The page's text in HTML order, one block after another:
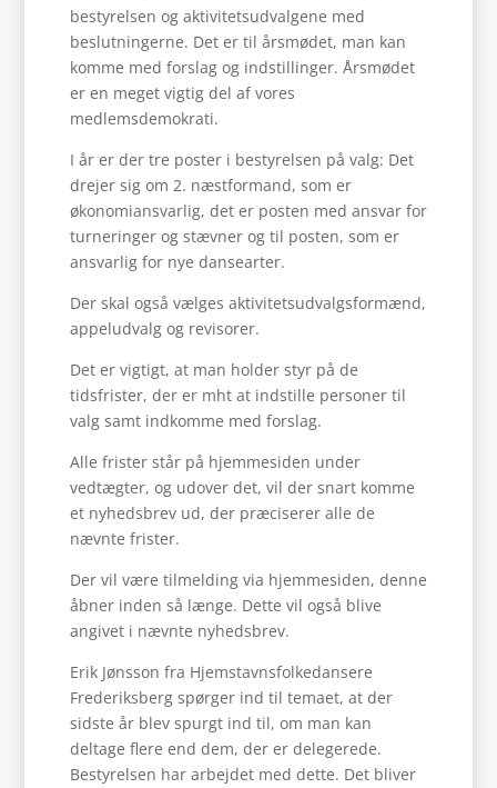
bestyrelsen og aktivitetsudvalgene med
beslutningerne. Det er til årsmødet, man kan
komme med forslag og indstillinger. Årsmødet
er en meget vigtig del af vores
medlemsdemokrati.
I år er der tre poster i bestyrelsen på valg: Det
drejer sig om 2. næstformand, som er
økonomiansvarlig, det er posten med ansvar for
turneringer og stævner og til posten, som er
ansvarlig for nye dansearter.
Der skal også vælges aktivitetsudvalgsformænd,
appeludvalg og revisorer.
Det er vigtigt, at man holder styr på de
tidsfrister, der er mht at indstille personer til
valg samt indkomme med forslag.
Alle frister står på hjemmesiden under
vedtægter, og udover det, vil der snart komme
et nyhedsbrev ud, der præciserer alle de
nævnte frister.
Der vil være tilmelding via hjemmesiden, denne
åbner inden så længe. Dette vil også blive
angivet i nævnte nyhedsbrev.
Erik Jønsson fra Hjemstavnsfolkedansere
Frederiksberg spørger ind til temaet, at der
sidste år blev spurgt ind til, om man kan
deltage flere end dem, der er delegerede.
Bestyrelsen har arbejdet med dette. Det bliver